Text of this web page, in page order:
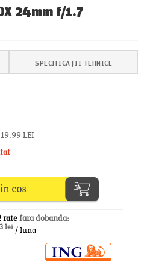
24mm f/1.7
SPECIFICAȚII TEHNICE
LEI
ratefara dobanda:
lei/ luna